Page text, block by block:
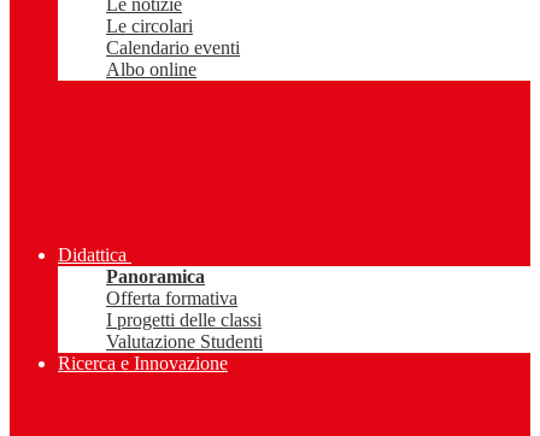
Le notizie
Le circolari
Calendario eventi
Albo online
Didattica
Panoramica
Offerta formativa
I progetti delle classi
Valutazione Studenti
Ricerca e Innovazione